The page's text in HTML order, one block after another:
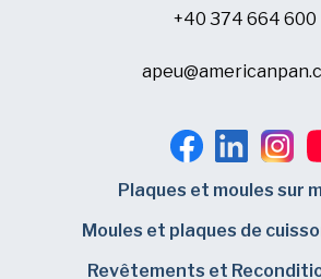
+40 374 664 600
Plaques et moules sur
Moules et plaques de
Revêtements et